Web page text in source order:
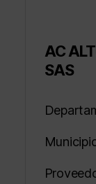
AC
SAS